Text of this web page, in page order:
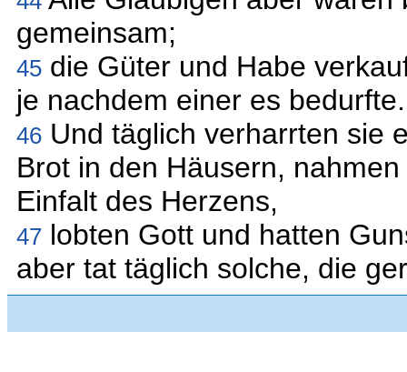
gemeinsam;
45 die Güter und Habe
je nachdem einer es bedurfte.
46 Und täglich verharrten sie
Brot in den Häusern,
Einfalt des Herzens,
47 lobten Gott und hatten
aber tat täglich solche, die